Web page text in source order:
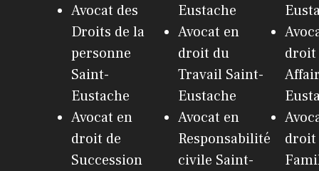
Avocat des
Droits de la
personne
Saint-
Eustache
Avocat en
droit de
Succession
Eustache
Avocat en
droit du
Travail Saint-
Eustache
Avocat en
Responsabilité
civile Saint-
droit
droit